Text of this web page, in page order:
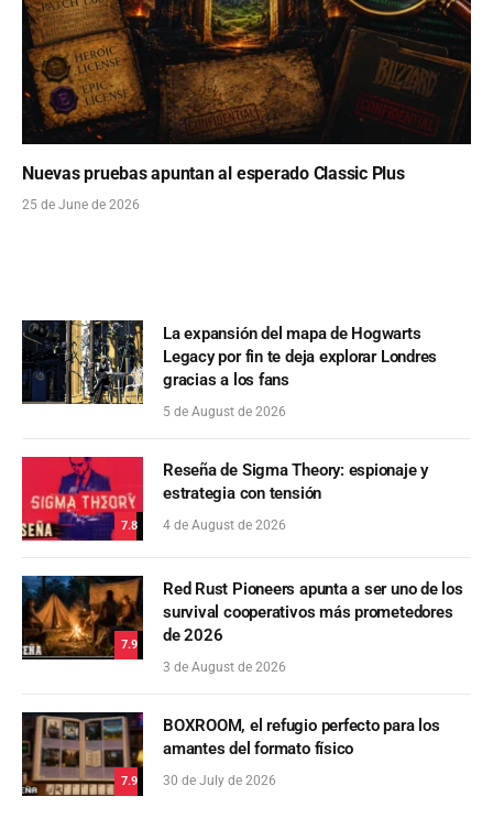
Nuevas pruebas apuntan al esperado Classic Plus
25 de June de 2026
La expansión del mapa de Hogwarts
Legacy por fin te deja explorar Londres
gracias a los fans
5 de August de 2026
7.8
Reseña de Sigma Theory: espionaje y
estrategia con tensión
4 de August de 2026
7.9
Red Rust Pioneers apunta a ser uno de los
survival cooperativos más prometedores
de 2026
3 de August de 2026
7.9
BOXROOM, el refugio perfecto para los
amantes del formato físico
30 de July de 2026